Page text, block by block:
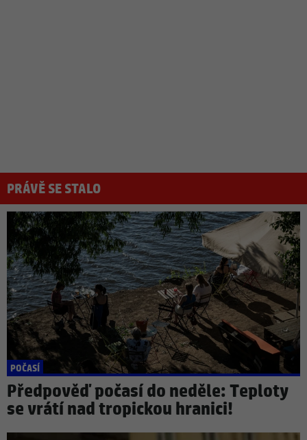
PRÁVĚ SE STALO
POČASÍ
Předpověď počasí do neděle: Teploty
se vrátí nad tropickou hranici!